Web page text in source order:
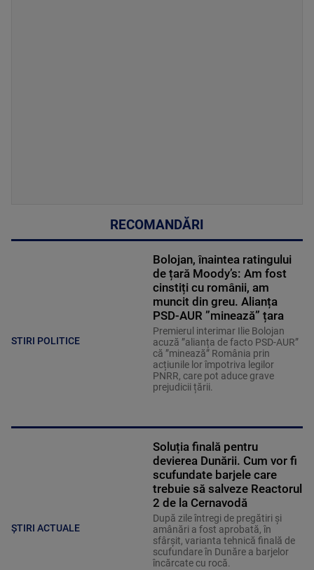
RECOMANDĂRI
STIRI POLITICE
Bolojan, înaintea ratingului
de țară Moody’s: Am fost
cinstiți cu românii, am
muncit din greu. Alianța
PSD-AUR ”minează” țara
Premierul interimar Ilie Bolojan
acuză ”alianța de facto PSD-AUR”
că ”minează” România prin
acțiunile lor împotriva legilor
PNRR, care pot aduce grave
prejudicii țării.
ȘTIRI ACTUALE
Soluția finală pentru
devierea Dunării. Cum vor fi
scufundate barjele care
trebuie să salveze Reactorul
2 de la Cernavodă
După zile întregi de pregătiri și
amânări a fost aprobată, în
sfârșit, varianta tehnică finală de
scufundare în Dunăre a barjelor
încărcate cu rocă.